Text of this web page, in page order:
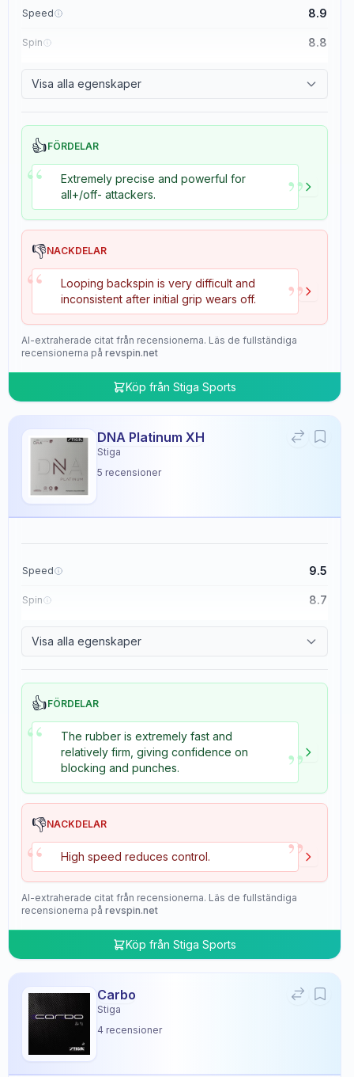
Speed 8.9
Spin 8.8
Visa alla egenskaper
👍FÖRDELAR
“
Extremely precise and powerful for
all+/off- attackers.
”
👎NACKDELAR
“
Looping backspin is very difficult and
inconsistent after initial grip wears off.
”
AI-extraherade citat från recensionerna. Läs de fullständiga
recensionerna på revspin.net
Köp från Stiga Sports
DNA Platinum XH
Stiga
5 recensioner
Speed 9.5
Spin 8.7
Visa alla egenskaper
👍FÖRDELAR
“
The rubber is extremely fast and
relatively firm, giving confidence on
blocking and punches.
”
👎NACKDELAR
“ High speed reduces control. ”
AI-extraherade citat från recensionerna. Läs de fullständiga
recensionerna på revspin.net
Köp från Stiga Sports
Carbo
Stiga
4 recensioner